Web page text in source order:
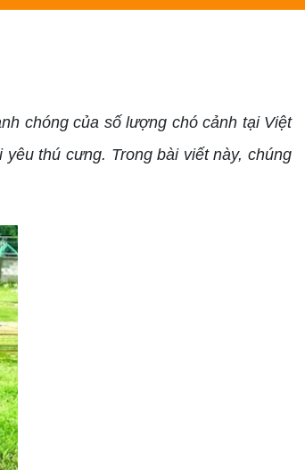
chóng của số lượng chó cảnh tại Việt
thú cưng. Trong bài viết này, chúng